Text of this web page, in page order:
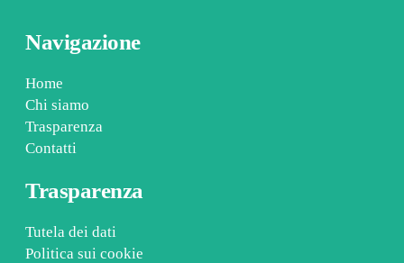
Navigazione
Home
Chi siamo
Trasparenza
Contatti
Trasparenza
Tutela dei dati
Politica sui cookie